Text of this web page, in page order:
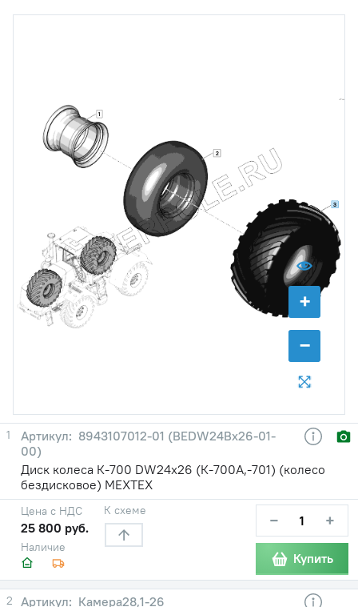
+
−
1
2
3
1
8943107012-01 (BEDW24Bх26-01-
00)
Диск колеса К-700 DW24x26 (К-700А,-701) (колесо
бездисковое) МЕХТЕХ
Наличие
Цена с НДС
25 800 руб.
К схеме − +
Купить
2
Камера28,1-26